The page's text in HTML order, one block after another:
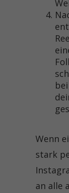
Wenn
stark
an alle